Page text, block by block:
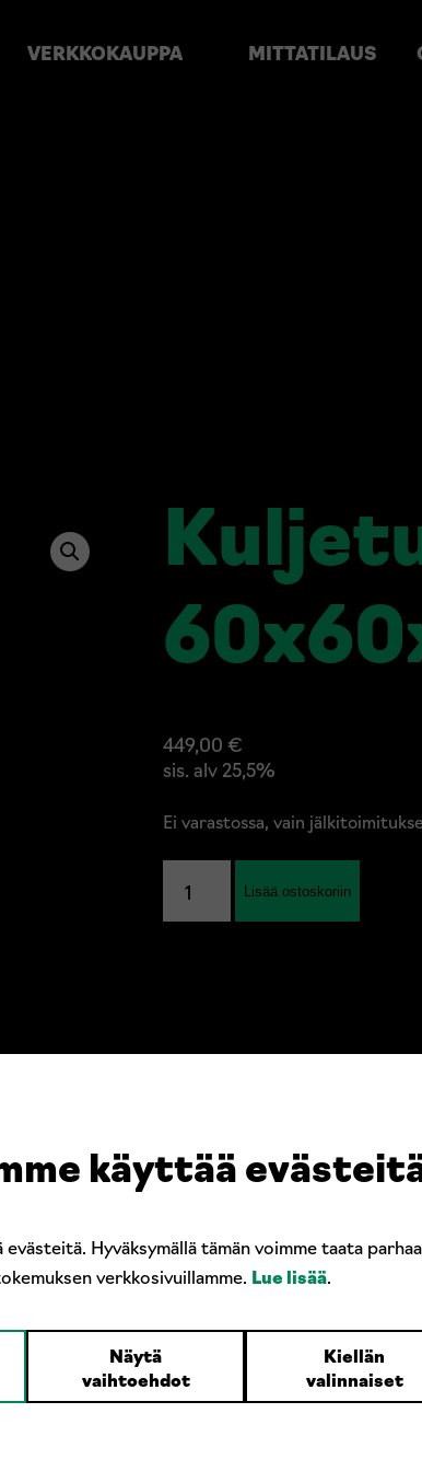
VERKKOKAUPPA MITTATILAUS
449,00 €
sis. alv 25,5%
Ei varastossa, vain
60x60x60
Lisää ostoskoriin
n. 10pv.
käyttää
Hyväksymällä tämän voimme taata
verkkosivuillamme. Lue lisää.
Näytä
vaihtoehdot
Kiellän
valinnaiset